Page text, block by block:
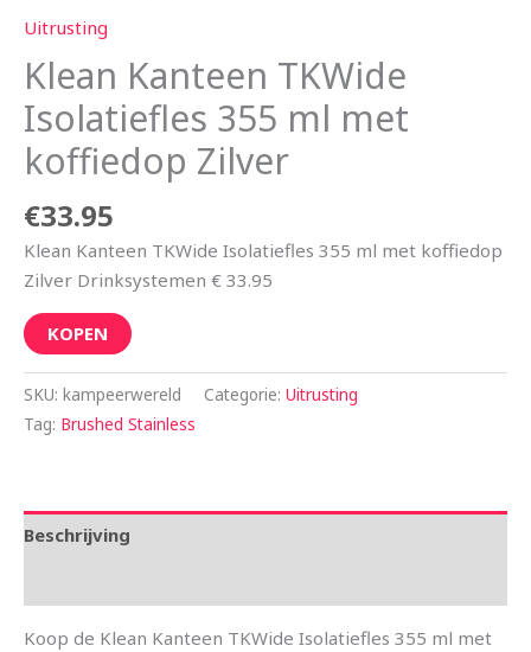
Uitrusting
Klean Kanteen TKWide
Isolatiefles 355 ml met
koffiedop Zilver
€33.95
Klean Kanteen TKWide Isolatiefles 355 ml met koffiedop
Zilver Drinksystemen € 33.95
KOPEN
SKU: kampeerwereld Categorie: Uitrusting
Tag: Brushed Stainless
Beschrijving
Koop de Klean Kanteen TKWide Isolatiefles 355 ml met